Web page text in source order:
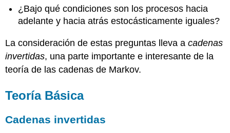
¿Bajo qué condiciones son los procesos hacia
adelante y hacia atrás estocásticamente iguales?
La consideración de estas preguntas lleva acadenas
invertidas, una parte importante e interesante de la
teoría de las cadenas de Markov.
Teoría Básica
Cadenas invertidas